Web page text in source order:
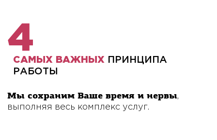
4
САМЫХ ВАЖНЫХ ПРИНЦИПА
РАБОТЫ
Мы сохраним Ваше время и нервы,
выполняя весь комплекс услуг.